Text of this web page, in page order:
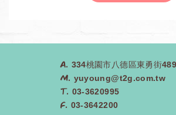
A. 334桃園市八德區東勇街
M. yuyoung@t2g.com.tw
T. 03-3620995
F. 03-3642200